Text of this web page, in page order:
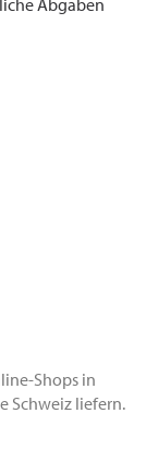
Abgaben
Shops in
Schweiz liefern.